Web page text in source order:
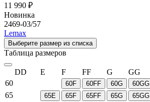
11 990 ₽
Новинка
2469-03/57
Lemax
Выберите размер из списка
Таблица размеров
DD E F FF G
GG
60
60F 60FF 60G 60GG
65 65E 65F 65FF 65G 65GG